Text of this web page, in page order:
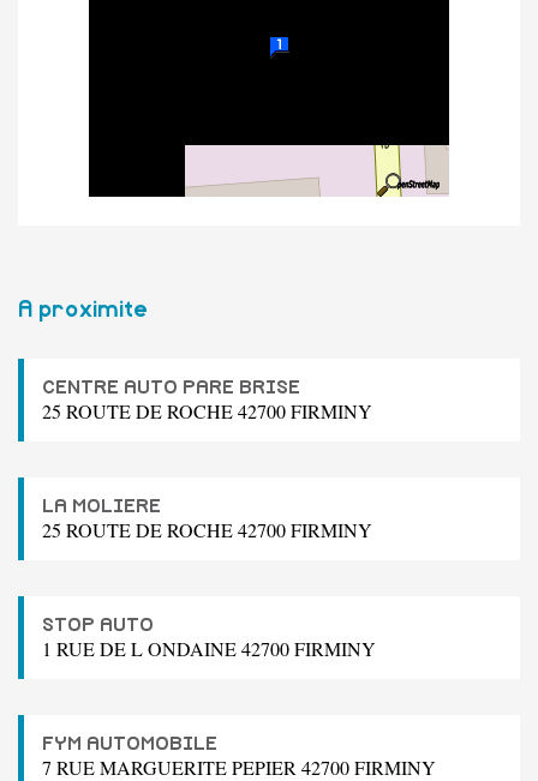
A proximite
CENTRE AUTO PARE BRISE
25 ROUTE DE ROCHE 42700 FIRMINY
LA MOLIERE
25 ROUTE DE ROCHE 42700 FIRMINY
STOP AUTO
1 RUE DE L ONDAINE 42700 FIRMINY
FYM AUTOMOBILE
7 RUE MARGUERITE PEPIER 42700 FIRMINY